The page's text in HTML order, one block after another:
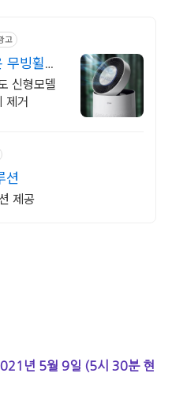
고
빙휠증
신형모델
제거
션
제공
년 5월 9일 (5시 30분 현